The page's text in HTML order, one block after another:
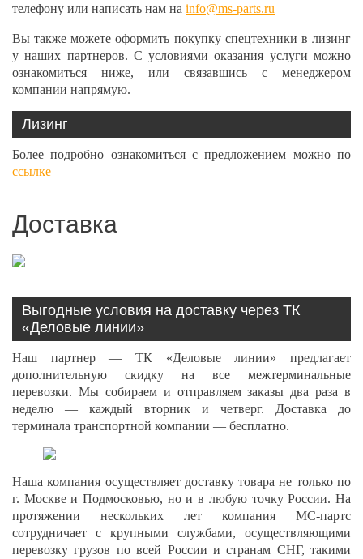
телефону или написать нам на info@ms-parts.ru
Вы также можете оформить покупку спецтехники в лизинг
у наших партнеров. С условиями оказания услуги можно
ознакомиться ниже, или связавшись с менеджером
компании напрямую.
Лизинг
Более подробно ознакомиться с предложением можно по
ссылке
Доставка
Выгодные условия на доставку через ТК
«Деловые линии»
Наш партнер — ТК «Деловые линии» предлагает
дополнительную скидку на все межтерминальные
перевозки. Мы собираем и отправляем заказы два раза в
неделю — каждый вторник и четверг. Доставка до
терминала транспортной компании — бесплатно.
Наша компания осуществляет доставку товара не только по
г. Москве и Подмосковью, но и в любую точку России. На
протяжении нескольких лет компания МС-партс
сотрудничает с крупными службами, осуществляющими
перевозку грузов по всей России и странам СНГ, такими